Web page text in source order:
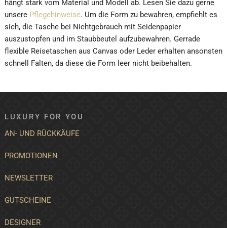
hängt stark vom Material und Modell ab. Lesen Sie dazu gerne
unsere Pflegehinweise. Um die Form zu bewahren, empfiehlt es
sich, die Tasche bei Nichtgebrauch mit Seidenpapier
auszustopfen und im Staubbeutel aufzubewahren. Gerrade
flexible Reisetaschen aus Canvas oder Leder erhalten ansonsten
schnell Falten, da diese die Form leer nicht beibehalten.
LUXURY FOR YOU
AN- UND RÜCKKÄUFE
PROMOTIONEN
NEWSLETTER
GUTSCHEINE
DESIGNER